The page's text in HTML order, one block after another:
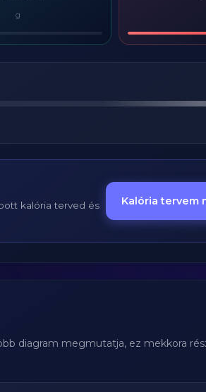
g
kalória terved és
Kalória tervem
diagram megmutatja, ez mekkora